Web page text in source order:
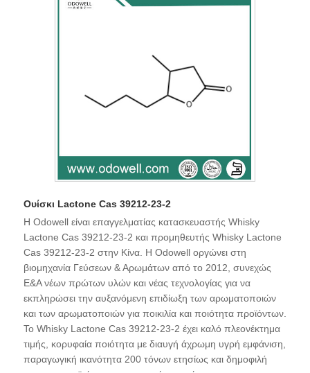
Ουίσκι Lactone Cas 39212-23-2
Η Odowell είναι επαγγελματίας κατασκευαστής Whisky
Lactone Cas 39212-23-2 και προμηθευτής Whisky Lactone
Cas 39212-23-2 στην Κίνα. Η Odowell οργώνει στη
βιομηχανία Γεύσεων & Αρωμάτων από το 2012, συνεχώς
Ε&Α νέων πρώτων υλών και νέας τεχνολογίας για να
εκπληρώσει την αυξανόμενη επιδίωξη των αρωματοποιών
και των αρωματοποιών για ποικιλία και ποιότητα προϊόντων.
Το Whisky Lactone Cas 39212-23-2 έχει καλό πλεονέκτημα
τιμής, κορυφαία ποιότητα με διαυγή άχρωμη υγρή εμφάνιση,
παραγωγική ικανότητα 200 τόνων ετησίως και δημοφιλή